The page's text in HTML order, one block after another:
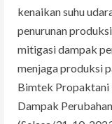
kenaikan suhu
penurunan
mitigasi dampak
menjaga produksi
Bimtek Propaktani
Dampak